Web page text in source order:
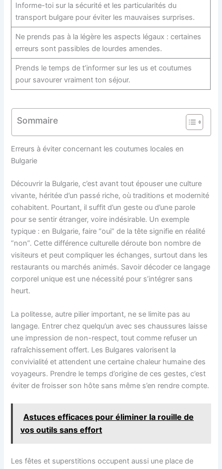
Informe-toi sur la sécurité et les particularités du
transport bulgare pour éviter les mauvaises surprises.
Ne prends pas à la légère les aspects légaux : certaines
erreurs sont passibles de lourdes amendes.
Prends le temps de t’informer sur les us et coutumes
pour savourer vraiment ton séjour.
Sommaire
Erreurs à éviter concernant les coutumes locales en
Bulgarie
Découvrir la Bulgarie, c’est avant tout épouser une culture
vivante, héritée d’un passé riche, où traditions et modernité
cohabitent. Pourtant, il suffit d’un geste ou d’une parole
pour se sentir étranger, voire indésirable. Un exemple
typique : en Bulgarie, faire “oui” de la tête signifie en réalité
“non”. Cette différence culturelle déroute bon nombre de
visiteurs et peut compliquer les échanges, surtout dans les
restaurants ou marchés animés. Savoir décoder ce langage
corporel unique est une nécessité pour s’intégrer sans
heurt.
La politesse, autre pilier important, ne se limite pas au
langage. Entrer chez quelqu’un avec ses chaussures laisse
une impression de non-respect, tout comme refuser un
rafraîchissement offert. Les Bulgares valorisent la
convivialité et attendent une certaine chaleur humaine des
voyageurs. Prendre le temps d’origine de ces gestes, c’est
éviter de froisser son hôte sans même s’en rendre compte.
Astuces efficaces pour éliminer la rouille de
vos outils sans effort
Les fêtes et superstitions occupent aussi une place de